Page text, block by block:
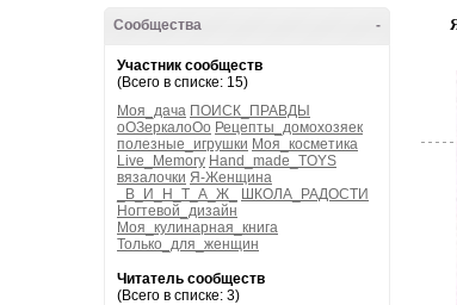
-
Сообщества
Участник сообществ
(Всего в списке: 15)
Моя_дача ПОИСК_ПРАВДЫ
оОЗеркалоОо Рецепты_домохозяек
полезные_игрушки Моя_косметика
Live_Memory Hand_made_TOYS
вязалочки Я-Женщина
_В_И_Н_Т_А_Ж_
ШКОЛА_РАДОСТИ
Ногтевой_дизайн
Моя_кулинарная_книга
Только_для_женщин
Читатель сообществ
(Всего в списке: 3)